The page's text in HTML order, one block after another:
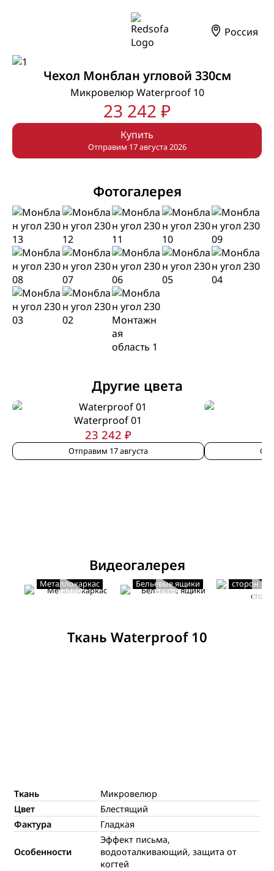
Россия
Чехол Монблан угловой 330см
Микровелюр Waterproof 10
23 242 ₽
Купить
Отправим 17 августа 2026
Фотогалерея
Другие цвета
Waterproof 01
23 242 ₽
Отправим 17 августа
Видеогалерея
Металлокаркас Бельевые ящики
сторон
Ткань Waterproof 10
Ткань
Микровелюр
Цвет
Блестящий
Фактура
Гладкая
Особенности
Эффект письма,
водооталкивающий, защита от
когтей